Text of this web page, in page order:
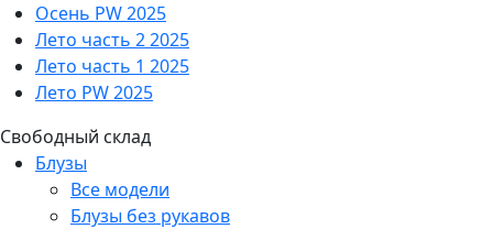
Осень PW 2025
Лето часть 2 2025
Лето часть 1 2025
Лето PW 2025
Свободный склад
Блузы
Все модели
Блузы без рукавов